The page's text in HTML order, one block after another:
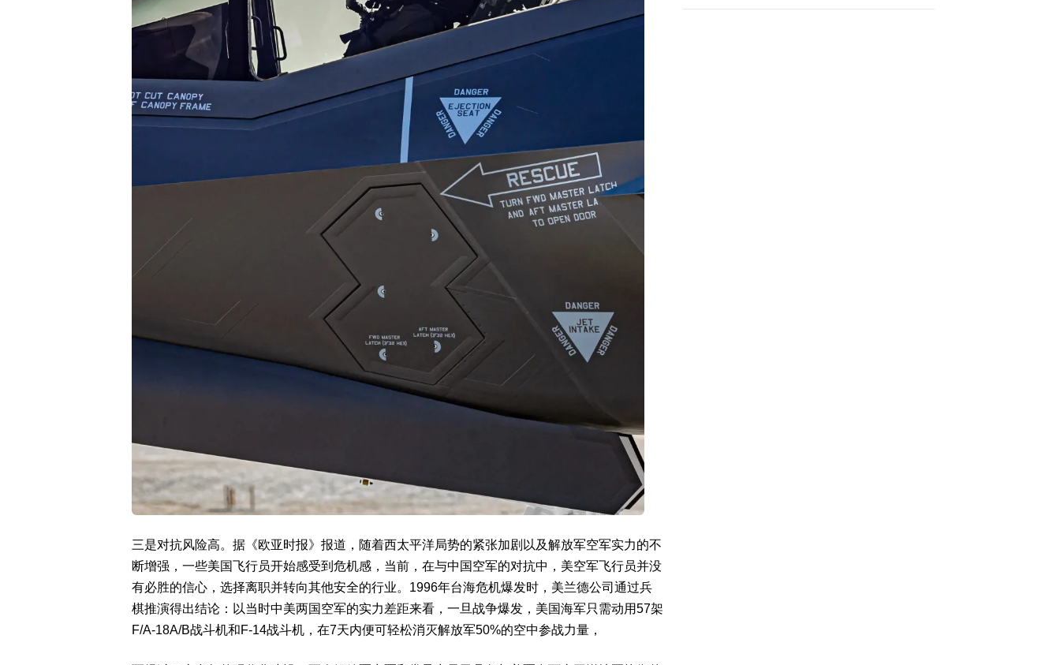
三是对抗风险高。据《欧亚时报》报道，随着西太平洋局势的紧张加剧以及解放军空军实力的不
断增强，一些美国飞行员开始感受到危机感，当前，在与中国空军的对抗中，美空军飞行员并没
有必胜的信心，选择离职并转向其他安全的行业。1996年台海危机爆发时，美兰德公司通过兵
棋推演得出结论：以当时中美两国空军的实力差距来看，一旦战争爆发，美国海军只需动用57架
F/A-18A/B战斗机和F-14战斗机，在7天内便可轻松消灭解放军50%的空中参战力量，